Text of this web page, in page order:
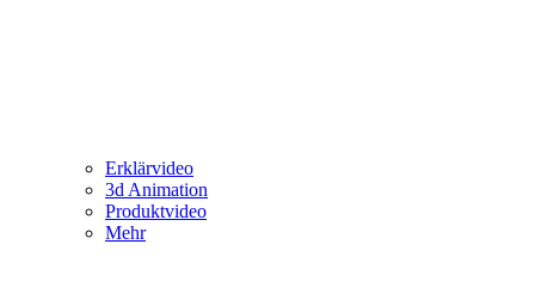
Erklärvideo
3d Animation
Produktvideo
Mehr